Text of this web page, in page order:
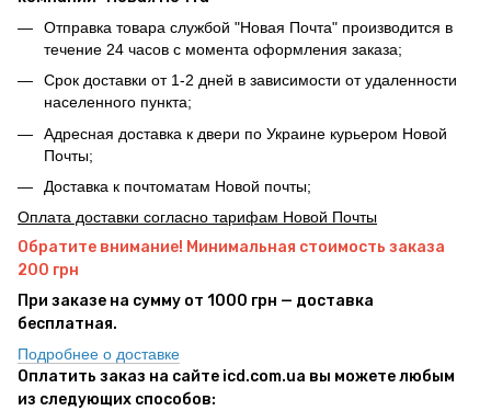
Отправка товара службой "Новая Почта" производится в
течение 24 часов с момента оформления заказа;
Срок доставки от 1-2 дней в зависимости от удаленности
населенного пункта;
Адресная доставка к двери по Украине курьером Новой
Почты;
Доставка к почтоматам Новой почты;
Оплата доставки согласно тарифам Новой Почты
Обратите внимание! Минимальная стоимость заказа
200 грн
При заказе на сумму от 1000 грн — доставка
бесплатная.
Подробнее о доставке
Оплатить заказ на сайте icd.com.ua вы можете любым
из следующих способов: